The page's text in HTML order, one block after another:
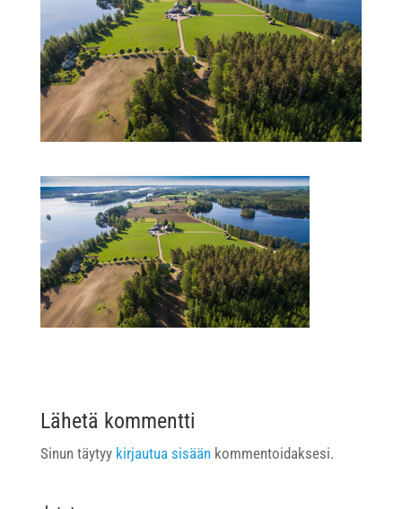
Lähetä kommentti
Sinun täytyy kirjautua sisäänkommentoidaksesi.